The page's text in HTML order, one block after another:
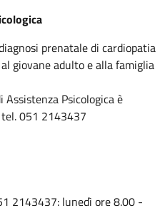
prenatale di cardiopatia
giovane adulto e alla famiglia
Psicologica è
051 2143437
2143437: lunedì ore 8.00 -